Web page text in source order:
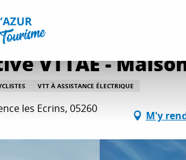
activités
VTTAE -
VTT À ASSISTANCE ÉLECTRIQUE
les Ecrins, 05260
M'y